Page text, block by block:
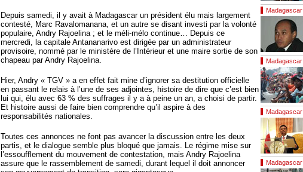
Depuis samedi, il y avait à Madagascar un président élu mais largement
contesté, Marc Ravalomanana, et un autre se disant investi par la volonté
populaire, Andry Rajoelina ; et le méli-mélo continue… Depuis ce
mercredi, la capitale Antananarivo est dirigée par un administrateur
provisoire, nommé par le ministère de l’Intérieur et une maire sortie de son
chapeau par Andry Rajoelina.
Hier, Andry « TGV » a en effet fait mine d’ignorer sa destitution officielle
en passant le relais à l’une de ses adjointes, histoire de dire que c’est bien
lui qui, élu avec 63 % des suffrages il y a à peine un an, a choisi de partir.
Et histoire aussi de faire bien comprendre qu’il aspire à des
responsabilités nationales.
Toutes ces annonces ne font pas avancer la discussion entre les deux
partis, et le dialogue semble plus bloqué que jamais. Le régime mise sur
l’essoufflement du mouvement de contestation, mais Andry Rajoelina
assure que le rassemblement de samedi, durant lequel il doit annoncer
Madagascar
Madagascar
Madagascar
Madagascar